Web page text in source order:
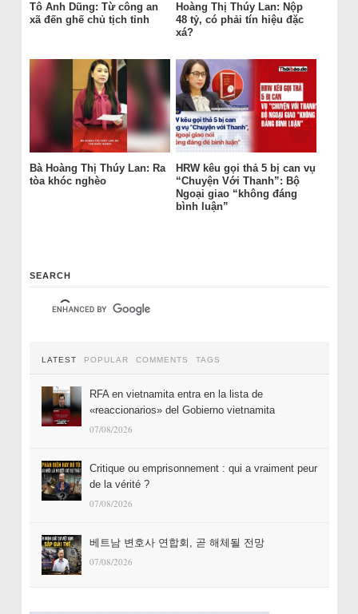
Tô Anh Dũng: Từ công an
xã đến ghế chủ tịch tỉnh
Hoàng Thị Thúy Lan: Nộp
48 tỷ, có phải tín hiệu đặc
xá?
Bà Hoàng Thị Thúy Lan: Ra
tòa khóc nghèo
HRW kêu gọi thả 5 bị can vụ
“Chuyện Với Thanh”: Bộ
Ngoại giao “không đáng
bình luận”
SEARCH
LATEST POPULAR COMMENTS TAGS
RFA en vietnamita entra en la lista de
«reaccionarios» del Gobierno vietnamita
07/08/2026
Critique ou emprisonnement : qui a vraiment peur
de la vérité ?
07/08/2026
베트남 변호사 연합회, 곧 해체될 전망
07/08/2026